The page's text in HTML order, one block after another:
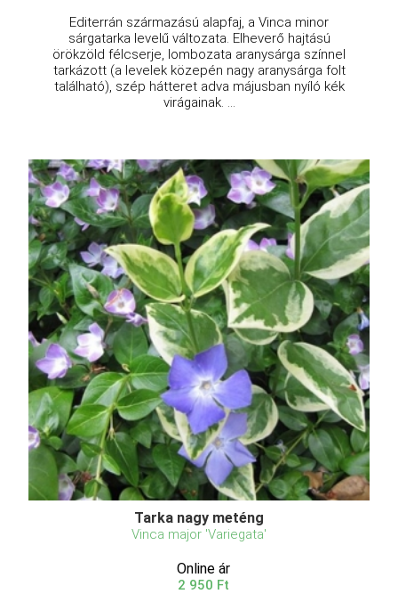
Editerrán származású alapfaj, a Vinca minor
sárgatarka levelű változata. Elheverő hajtású
örökzöld félcserje, lombozata aranysárga színnel
tarkázott (a levelek közepén nagy aranysárga folt
található), szép hátteret adva májusban nyíló kék
virágainak. ...
Tarka nagy meténg
Vinca major 'Variegata'
Online ár
2 950 Ft